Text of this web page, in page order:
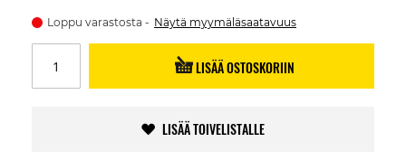
Loppu varastosta Näytä myymäläsaatavuus
LISÄÄ OSTOSKORIIN
LISÄÄ TOIVELISTALLE